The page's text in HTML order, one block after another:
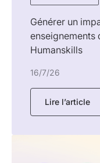
Générer un
enseignements
Humanskills
16/7/26
Lire l’article